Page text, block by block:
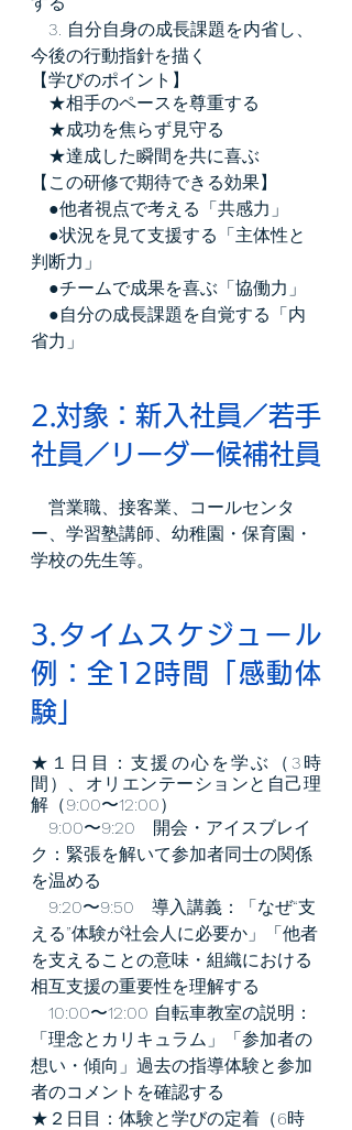
3. 自分自身の成長課題を内省し、
今後の行動指針を描く
【学びのポイント】
★相手のペースを尊重する
★成功を焦らず見守る
★達成した瞬間を共に喜ぶ
【この研修で期待できる効果】
●他者視点で考える「共感力」
●状況を見て支援する「主体性と
判断力」
●チームで成果を喜ぶ「協働力」
●自分の成長課題を自覚する「内
省力」
2.対象：新入社員／若手
社員／リーダー候補社員
営業職、接客業、コールセンタ
ー、学習塾講師、幼稚園・保育園・
学校の先生等。
3.タイムスケジュール
例：全12時間「感動体
験」
★１日目：支援の心を学ぶ（3時
間）、オリエンテーションと自己理
解（9:00〜12:00）
9:00〜9:20　開会・アイスブレイ
ク：緊張を解いて参加者同士の関係
を温める
9:20〜9:50　導入講義：「なぜ“支
える”体験が社会人に必要か」「他者
を支えることの意味・組織における
相互支援の重要性を理解する
10:00〜12:00 自転車教室の説明：
「理念とカリキュラム」「参加者の
想い・傾向」過去の指導体験と参加
者のコメントを確認する
★２日目：体験と学びの定着（6時